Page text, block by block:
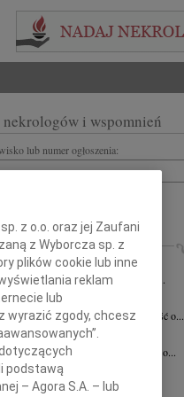
nekrologów i wspomnień
lub numer ogłoszenia:
Katowice
Koleżance Sabinie Kacan składamy...
Kurek24.07.2026
smutkiem przyjęliśmy wiadomość o...
Zając15.07.2026Katowice
smutkiem przyjąłem wiadomość o...
Katowice
z ogromnym smutkiem...
z o.o. oraz jej Zaufani
z Wyborcza sp. z
plików cookie lub inne
reklam
lub
wyrazić zgody, chcesz
podstawą
– Agora S.A. – lub